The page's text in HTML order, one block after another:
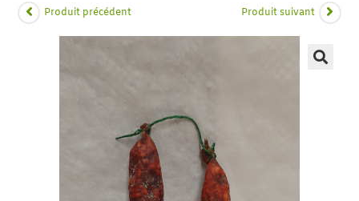
Produit précédent Produit suivant